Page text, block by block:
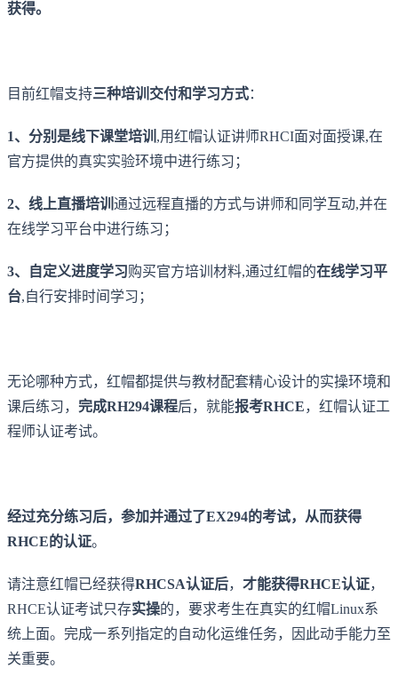
获得。
目前红帽支持三种培训交付和学习方式：
1、分别是线下课堂培训 ,用红帽认证讲师RHCI面对面授课,在
官方提供的真实实验环境中进行练习；
2、线上直播培训 通过远程直播的方式与讲师和同学互动,并在
在线学习平台中进行练习；
3、自定义进度学习购买官方培训材料,通过红帽的在线学习平
台,自行安排时间学习；
无论哪种方式，红帽都提供与教材配套精心设计的实操环境和
课后练习， 完成RH294课程后，就能报考RHCE，红帽认证工
程师认证考试。
经过充分练习后，参加并通过了EX294的考试，从而获得
RHCE的认证。
请注意红帽已经获得RHCSA认证后， 才能获得RHCE认证，
RHCE认证考试只存实操的，要求考生在真实的红帽Linux系
统上面。完成一系列指定的自动化运维任务，因此动手能力至
关重要。